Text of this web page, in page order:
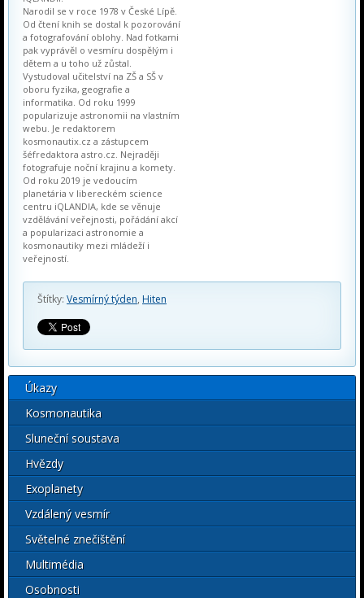
Narodil se v roce 1978 v České Lípě.
Od čtení knih se dostal k pozorování
a fotografování oblohy. Nad fotkami
pak vyprávěl o vesmíru dospělým i
dětem a u toho už zůstal.
Vystudoval učitelství na ZŠ a SŠ v
oboru fyzika, geografie a
informatika. Od roku 1999
popularizuje astronomii na vlastním
webu. Je redaktorem
kosmonautix.cz a zástupcem
šéfredaktora astro.cz. Nejraději
fotografuje noční krajinu a komety.
Od roku 2019 je vedoucím
planetária v libereckém science
centru iQLANDIA, kde se věnuje
vzdělávání veřejnosti, pořádání akcí
a popularizaci astronomie a
kosmonautiky mezi mládeží i
veřejností.
Štítky: Vesmírný týden, Hiten
Úkazy
Kosmonautika
Sluneční soustava
Hvězdy
Exoplanety
Vzdálený vesmír
Světelné znečištění
Multimédia
Osobnosti